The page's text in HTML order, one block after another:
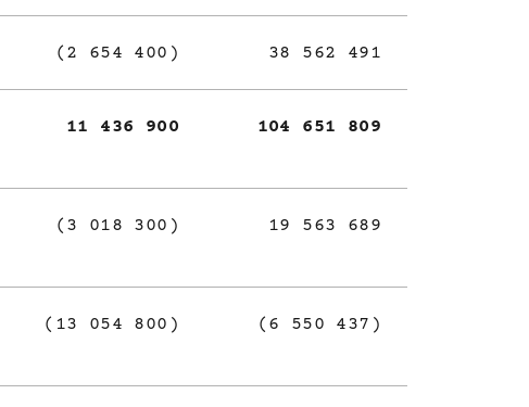
(2 654 400) 38 562 491
11 436 900 104 651 809
(3 018 300) 19 563 689
(13 054 800) (6 550 437)